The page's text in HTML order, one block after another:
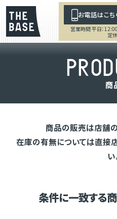
お電話はこち
営業時間 平日：
定
PROD
商
商品の販売は店舗の
在庫の有無については直接
い
条件に一致する